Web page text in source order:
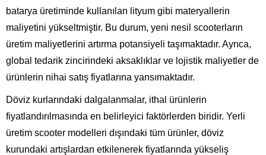
batarya üretiminde kullanılan lityum gibi materyallerin
maliyetini yükseltmiştir. Bu durum, yeni nesil scooterların
üretim maliyetlerini artırma potansiyeli taşımaktadır. Ayrıca,
global tedarik zincirindeki aksaklıklar ve lojistik maliyetler de
ürünlerin nihai satış fiyatlarına yansımaktadır.
Döviz kurlarındaki dalgalanmalar, ithal ürünlerin
fiyatlandırılmasında en belirleyici faktörlerden biridir. Yerli
üretim scooter modelleri dışındaki tüm ürünler, döviz
kurundaki artışlardan etkilenerek fiyatlarında yükseliş